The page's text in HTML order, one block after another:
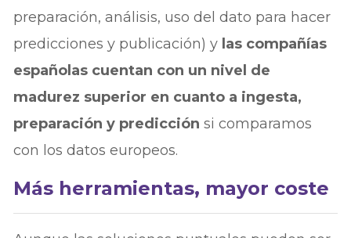
preparación, análisis, uso del dato para hacer
predicciones y publicación) y las compañías
españolas cuentan con un nivel de
madurez superior en cuanto a ingesta,
preparación y predicción si comparamos
con los datos europeos.
Más herramientas, mayor coste